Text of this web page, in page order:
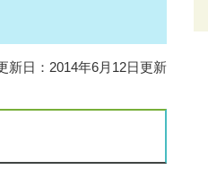
新日：2014年6月12日更新